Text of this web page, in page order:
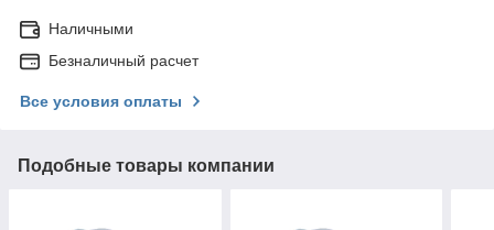
Наличными
Безналичный расчет
Все условия оплаты
Подобные товары компании